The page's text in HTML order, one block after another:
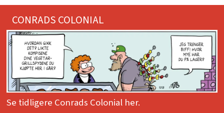
CONRADS COLONIAL
Se tidligere Conrads Colonial her.